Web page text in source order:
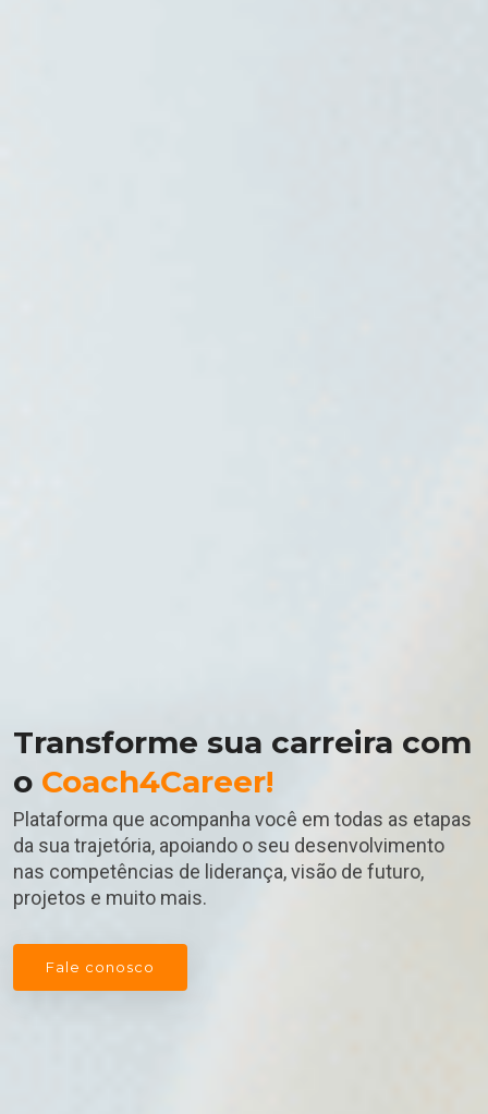
Transforme sua carreira com
o Coach4Career!
Plataforma que acompanha você em todas as etapas
da sua trajetória, apoiando o seu desenvolvimento
nas competências de liderança, visão de futuro,
projetos e muito mais.
Fale conosco